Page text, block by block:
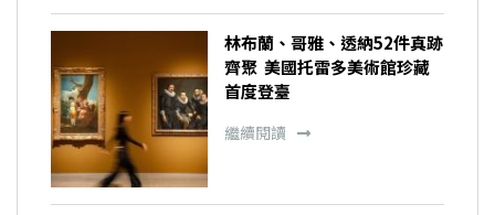
林布蘭、哥雅、透納52件真跡
齊聚 美國托雷多美術館珍藏
首度登臺
繼續閱讀